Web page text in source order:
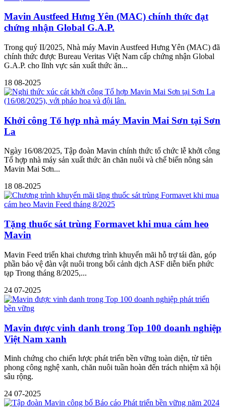
Mavin Austfeed Hưng Yên (MAC) chính thức đạt
chứng nhận Global G.A.P.
Trong quý II/2025, Nhà máy Mavin Austfeed Hưng Yên (MAC) đã
chính thức được Bureau Veritas Việt Nam cấp chứng nhận Global
G.A.P. cho lĩnh vực sản xuất thức ăn...
18 08-2025
Khởi công Tổ hợp nhà máy Mavin Mai Sơn tại Sơn
La
Ngày 16/08/2025, Tập đoàn Mavin chính thức tổ chức lễ khởi công
Tổ hợp nhà máy sản xuất thức ăn chăn nuôi và chế biến nông sản
Mavin Mai Sơn...
18 08-2025
Tặng thuốc sát trùng Formavet khi mua cám heo
Mavin
Mavin Feed triển khai chương trình khuyến mãi hỗ trợ tái đàn, góp
phần bảo vệ đàn vật nuôi trong bối cảnh dịch ASF diễn biến phức
tạp Trong tháng 8/2025,...
24 07-2025
Mavin được vinh danh trong Top 100 doanh nghiệp
Việt Nam xanh
Minh chứng cho chiến lược phát triển bền vững toàn diện, từ tiên
phong công nghệ xanh, chăn nuôi tuần hoàn đến trách nhiệm xã hội
sâu rộng.
24 07-2025